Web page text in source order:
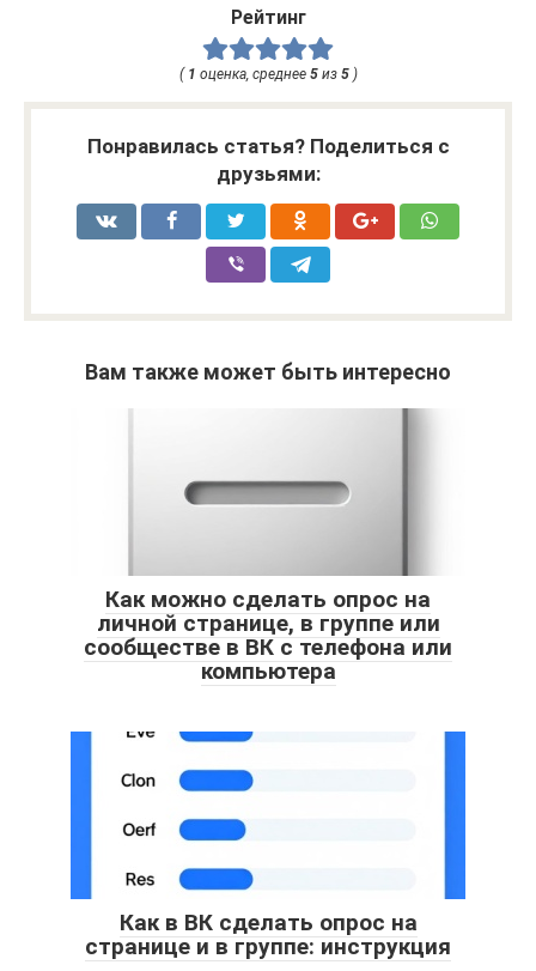
Рейтинг
( 1 оценка, среднее 5из 5)
Понравилась статья? Поделиться с
друзьями:
Вам также может быть интересно
Как можно сделать опрос на
личной странице, в группе или
сообществе в ВК с телефона или
компьютера
Как в ВК сделать опрос на
странице и в группе: инструкция